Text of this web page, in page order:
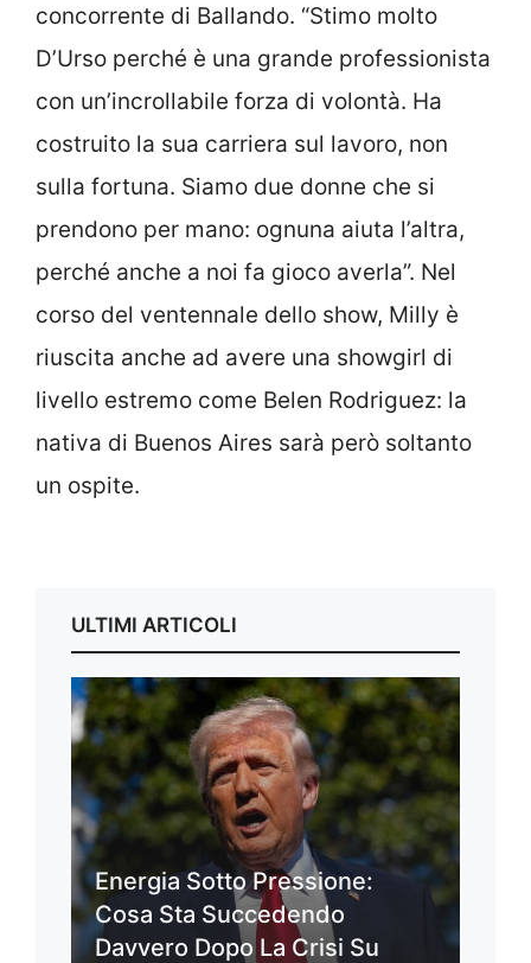
concorrente di Ballando. “Stimo molto
D’Urso perché è una grande professionista
con un’incrollabile forza di volontà. Ha
costruito la sua carriera sul lavoro, non
sulla fortuna. Siamo due donne che si
prendono per mano: ognuna aiuta l’altra,
perché anche a noi fa gioco averla”. Nel
corso del ventennale dello show, Milly è
riuscita anche ad avere una showgirl di
livello estremo come Belen Rodriguez: la
nativa di Buenos Aires sarà però soltanto
un ospite.
ULTIMI ARTICOLI
Energia Sotto Pressione:
Cosa Sta Succedendo
Davvero Dopo La Crisi Su